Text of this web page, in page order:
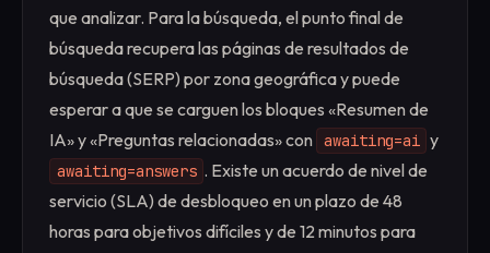
que analizar. Para la búsqueda, el punto final de
búsqueda recupera las páginas de resultados de
búsqueda (SERP) por zona geográfica y puede
esperar a que se carguen los bloques «Resumen de
IA» y «Preguntas relacionadas» con awaiting=ai y
awaiting=answers . Existe un acuerdo de nivel de
servicio (SLA) de desbloqueo en un plazo de 48
horas para objetivos difíciles y de 12 minutos para